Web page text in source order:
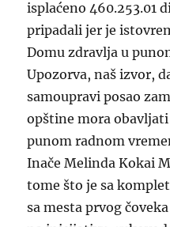
isplaćeno 460.253.01
pripadali jer je
Domu zdravlja u
Upozorva, naš izvor,
samoupravi posao
opštine mora
punom radnom
Inače Melinda Kokai
tome što je sa
sa mesta prvog